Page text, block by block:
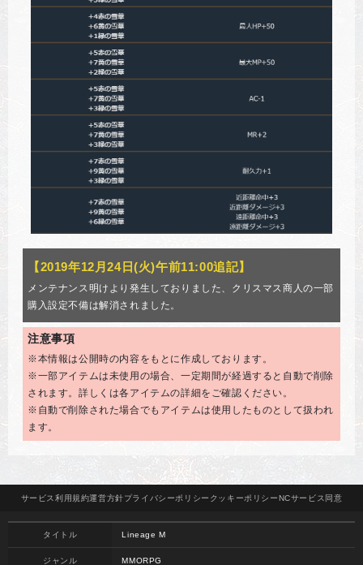
【2019年12月24日(火)午前11:00追記】
メンテナンス明けより発生しておりました、クリスマス商人の一部
購入設定不備は解消されました。
注意事項
※本情報は公開時の内容をもとに作成しております。
※一部アイテムは未使用の場合、一定期間が経過すると自動で削除
されます。詳しくは各アイテムの詳細をご確認ください。
※自動で削除された場合でもアイテムは使用したものとして扱われ
ます。
サービス 利用規約運営方針プライバシーポリシー クッキーポリシーNCサービス 同意
タイトル Lineage M
ジャンル MMORPG